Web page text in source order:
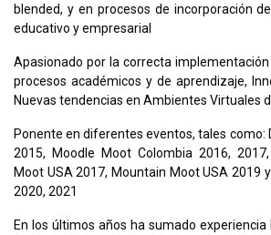
blended, y en procesos de incorporación
educativo y empresarial
Apasionado por la correcta
procesos académicos y de aprendizaje,
Nuevas tendencias en Ambientes Virtuales
Ponente en diferentes eventos, tales como:
2015, Moodle Moot Colombia 2016,
Moot USA 2017, Mountain Moot USA 2019
2020, 2021
En los últimos años ha sumado